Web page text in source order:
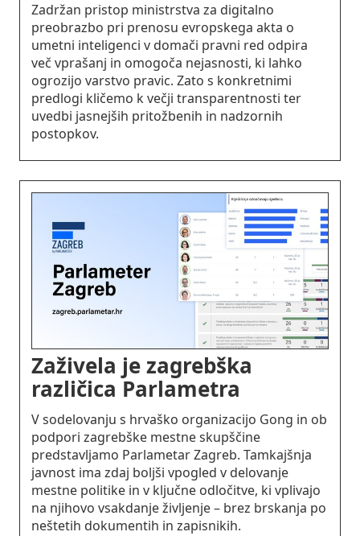
Zadržan pristop ministrstva za digitalno
preobrazbo pri prenosu evropskega akta o
umetni inteligenci v domači pravni red odpira
več vprašanj in omogoča nejasnosti, ki lahko
ogrozijo varstvo pravic. Zato s konkretnimi
predlogi kličemo k večji transparentnosti ter
uvedbi jasnejših pritožbenih in nadzornih
postopkov.
Zaživela je zagrebška
različica Parlametra
V sodelovanju s hrvaško organizacijo Gong in ob
podpori zagrebške mestne skupščine
predstavljamo Parlametar Zagreb. Tamkajšnja
javnost ima zdaj boljši vpogled v delovanje
mestne politike in v ključne odločitve, ki vplivajo
na njihovo vsakdanje življenje – brez brskanja po
neštetih dokumentih in zapisnikih.